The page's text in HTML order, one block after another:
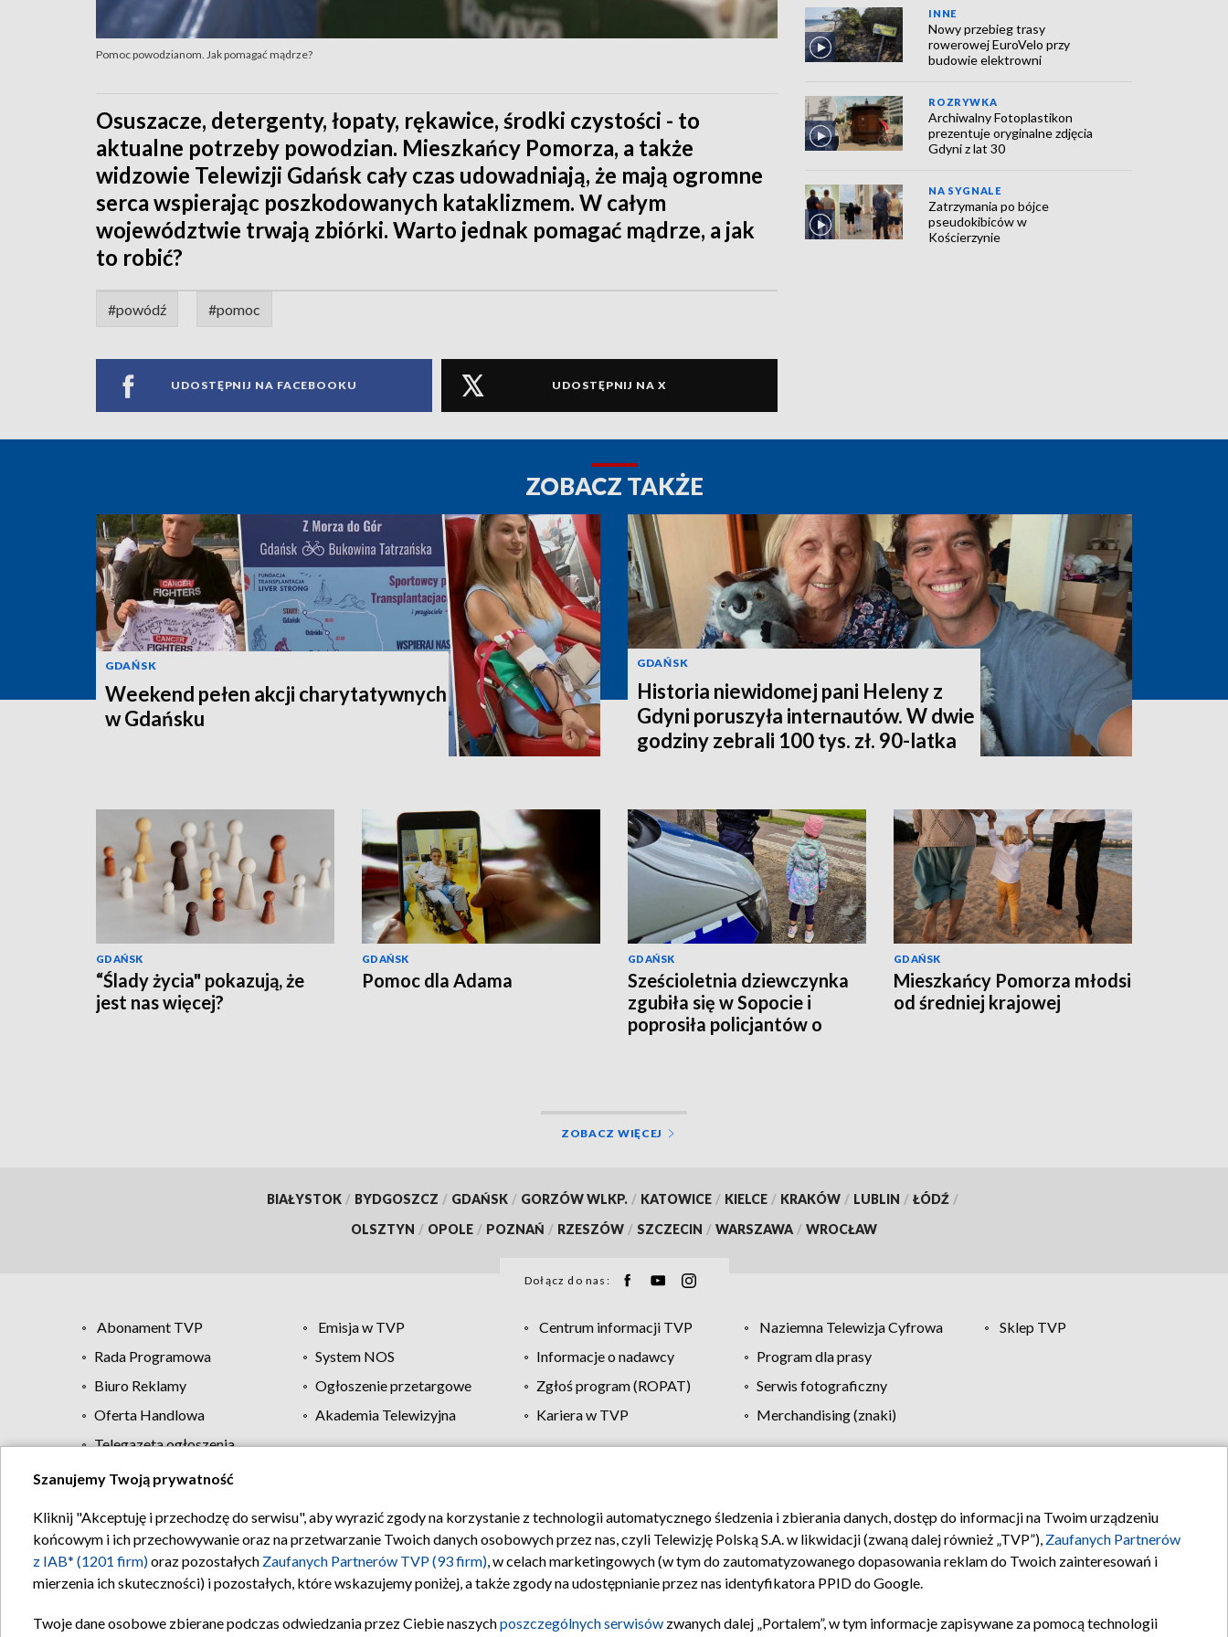
Pomoc powodzianom. Jak pomagać mądrze?
Osuszacze, detergenty, łopaty, rękawice, środki czystości - to
aktualne potrzeby powodzian. Mieszkańcy Pomorza, a także
widzowie Telewizji Gdańsk cały czas udowadniają, że mają ogromne
serca wspierając poszkodowanych kataklizmem. W całym
województwie trwają zbiórki. Warto jednak pomagać mądrze, a jak
to robić?
#powódź #pomoc
UDOSTĘPNIJ NA FACEBOOKU UDOSTĘPNIJ NA X
INNE
Nowy przebieg trasy
rowerowej EuroVelo przy
budowie elektrowni
ROZRYWKA
Archiwalny Fotoplastikon
prezentuje oryginalne zdjęcia
Gdyni z lat 30
NA SYGNALE
Zatrzymania po bójce
pseudokibiców w
Kościerzynie
ZOBACZ TAKŻE
GDAŃSK
Weekend pełen akcji charytatywnych
w Gdańsku
GDAŃSK
Historia niewidomej pani Heleny z
Gdyni poruszyła internautów. W dwie
godziny zebrali 100 tys. zł. 90-latka
GDAŃSK
“Ślady życia" pokazują, że
jest nas więcej?
GDAŃSK
Pomoc dla Adama
GDAŃSK
Sześcioletnia dziewczynka
zgubiła się w Sopocie i
poprosiła policjantów o
GDAŃSK
Mieszkańcy Pomorza młodsi
od średniej krajowej
ZOBACZ WIĘCEJ
BIAŁYSTOK / BYDGOSZCZ / GDAŃSK / GORZÓW WLKP. / KATOWICE / KIELCE / KRAKÓW / LUBLIN / ŁÓDŹ /
OLSZTYN / OPOLE / POZNAŃ / RZESZÓW / SZCZECIN / WARSZAWA / WROCŁAW
Dołącz do nas:
Abonament TVP Emisja w TVP Centrum informacji TVP Naziemna Telewizja Cyfrowa
Sklep TVP
Rada Programowa
System NOS Informacje o nadawcy
Program dla prasy
Biuro Reklamy
Ogłoszenie przetargowe Zgłoś program (ROPAT)
Serwis fotograficzny
Oferta Handlowa
Akademia Telewizyjna Kariera w TVP
Merchandising (znaki)
Telegazeta ogłoszenia
Regulamin TVP Polityka prywatności Moje zgody Pomoc Biuro reklamy Kontakt
Szanujemy Twoją prywatność
Kliknij "Akceptuję i przechodzę do serwisu", aby wyrazić zgody na korzystanie z technologii automatycznego śledzenia i zbierania danych, dostęp do informacji na Twoim urządzeniu
końcowym i ich przechowywanie oraz na przetwarzanie Twoich danych osobowych przez nas, czyli Telewizję Polską S.A. w likwidacji (zwaną dalej również „TVP”), Zaufanych Partnerów
z IAB* (1201 firm)oraz pozostałych Zaufanych Partnerów TVP (93 firm), w celach marketingowych (w tym do zautomatyzowanego dopasowania reklam do Twoich zainteresowań i
mierzenia ich skuteczności) i pozostałych, które wskazujemy poniżej, a także zgody na udostępnianie przez nas identyfikatora PPID do Google.
Twoje dane osobowe zbierane podczas odwiedzania przez Ciebie naszychposzczególnych serwisów zwanych dalej „Portalem”, w tym informacje zapisywane za pomocą technologii